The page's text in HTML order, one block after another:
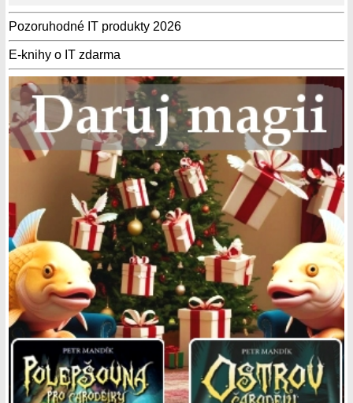
Pozoruhodné IT produkty 2026
E-knihy o IT zdarma